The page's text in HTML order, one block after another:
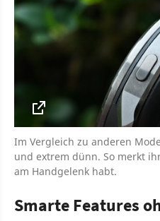
Im Vergleich zu anderen
und extrem dünn. So merkt
am Handgelenk habt.
Smarte Features